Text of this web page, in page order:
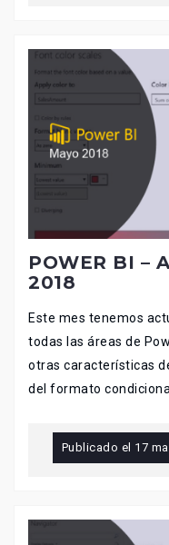
POWER BI –
2018
Este mes tenemos
todas las áreas de
otras características
del formato
Publicado el 17